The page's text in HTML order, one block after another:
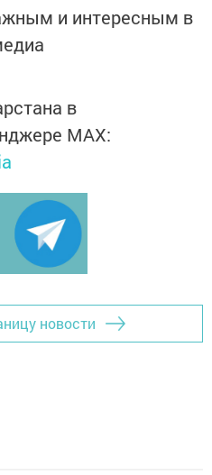
и интересным в
в
MАХ:
новости